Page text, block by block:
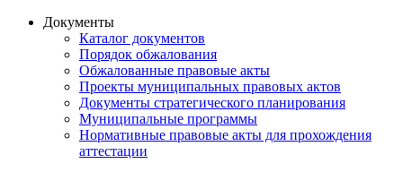
Документы
Каталог документов
Порядок обжалования
Обжалованные правовые акты
Проекты муниципальных правовых актов
Документы стратегического планирования
Муниципальные программы
Нормативные правовые акты для прохождения
аттестации